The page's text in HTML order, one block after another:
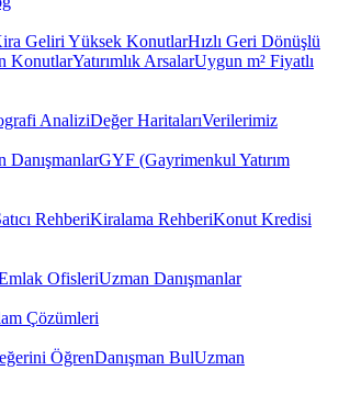
Geliri Yüksek KonutlarHızlı Geri Dönüşlü
KonutlarYatırımlık ArsalarUygun m² Fiyatlı
AnaliziDeğer HaritalarıVerilerimiz
DanışmanlarGYF (Gayrimenkul Yatırım
RehberiKiralama RehberiKonut Kredisi
OfisleriUzman Danışmanlar
Çözümleri
ÖğrenDanışman BulUzman